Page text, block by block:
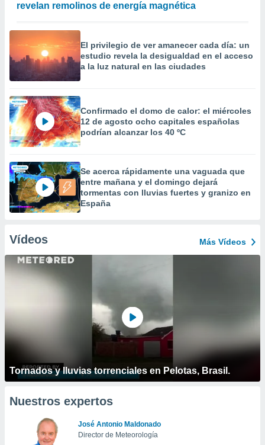
revelan remolinos de energía magnética
El privilegio de ver amanecer cada día: un
estudio revela la desigualdad en el acceso
a la luz natural en las ciudades
Confirmado el domo de calor: el miércoles
12 de agosto ocho capitales españolas
podrían alcanzar los 40 ºC
Se acerca rápidamente una vaguada que
entre mañana y el domingo dejará
tormentas con lluvias fuertes y granizo en
España
Vídeos Más Vídeos
Tornados y lluvias torrenciales en Pelotas, Brasil.
Nuestros expertos
José Antonio Maldonado
Director de Meteorología